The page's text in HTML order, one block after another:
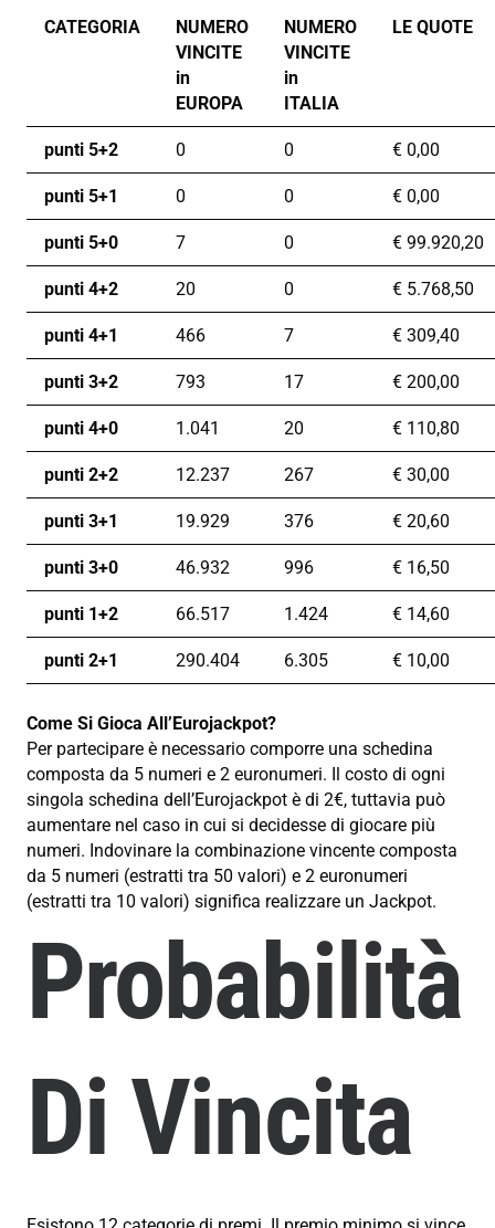
CATEGORIA
NUMERO
VINCITE
in
EUROPA
NUMERO
VINCITE
in
ITALIA
LE QUOTE
punti 5+2 0 0 € 0,00
punti 5+1 0 0 € 0,00
punti 5+0 7 0 € 99.920,20
punti 4+2 20 0 € 5.768,50
punti 4+1 466 7 € 309,40
punti 3+2 793 17 € 200,00
punti 4+0 1.041 20 € 110,80
punti 2+2 12.237 267 € 30,00
punti 3+1 19.929 376 € 20,60
punti 3+0 46.932 996 € 16,50
punti 1+2 66.517 1.424 € 14,60
punti 2+1 290.404 6.305 € 10,00
Come Si Gioca All’Eurojackpot?
Per partecipare è necessario comporre una schedina
composta da 5 numeri e 2 euronumeri. Il costo di ogni
singola schedina dell’Eurojackpot è di 2€, tuttavia può
aumentare nel caso in cui si decidesse di giocare più
numeri. Indovinare la combinazione vincente composta
da 5 numeri (estratti tra 50 valori) e 2 euronumeri
(estratti tra 10 valori) significa realizzare un Jackpot.
Probabilità
Di Vincita